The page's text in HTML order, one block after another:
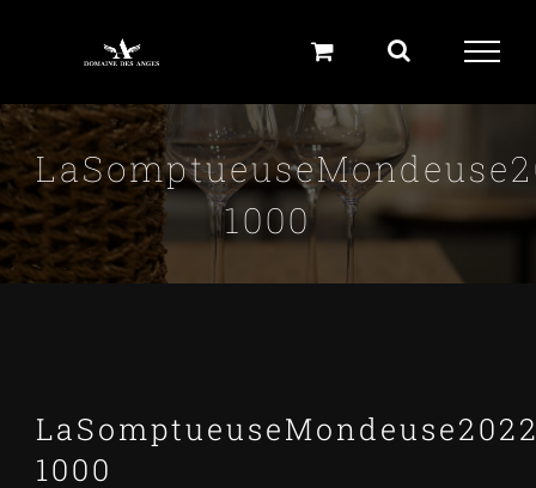
content
1000
1000